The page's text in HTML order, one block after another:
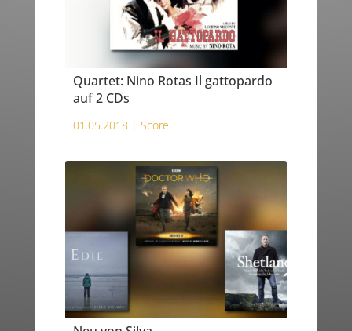
Quartet: Nino Rotas Il gattopardo
auf 2 CDs
01.05.2018 | Score